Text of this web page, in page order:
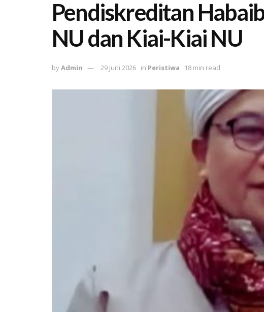
Pendiskreditan
NU dan Kiai-Kiai NU
byAdmin 29 Juni 2026 in Peristiwa 18 min read